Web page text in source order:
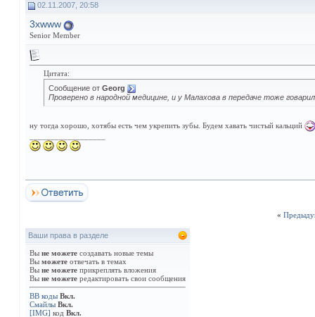
02.11.2007, 20:58
3xwww
Senior Member
Цитата:
Сообщение от Georg
Проверено в народной медицине, и у Малахова в передаче тоже
ну тогда хорошо, хотябы есть чем укрепить зубы. Будем хавать чистый кальций
«
Ваши права в разделе
Вы не можете создавать новые темы
Вы можете отвечать в темах
Вы не можете прикреплять вложения
Вы не можете редактировать свои сообщения
BB коды Вкл.
Смайлы Вкл.
[IMG] код Вкл.